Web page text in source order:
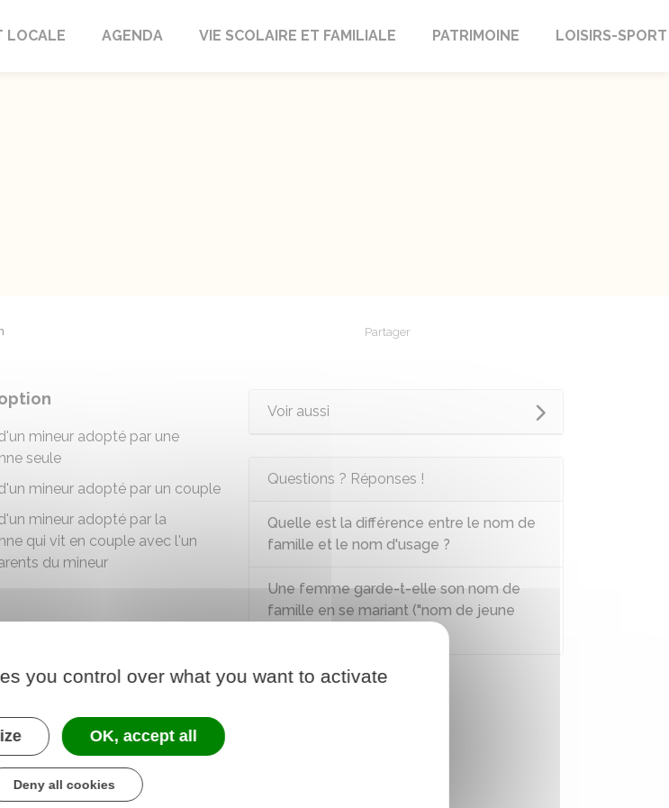
LOCALE AGENDA VIE SCOLAIRE ET FAMILIALE PATRIMOINE LOISIRS-SPORT
Partager
mineur adopté par une
seule
mineur adopté par un couple
mineur adopté par la
qui vit en couple avec l'un
du mineur
Voir aussi
Questions ? Réponses !
Quelle est la différence entre le nom de
famille et le nom d'usage ?
Une femme garde-t-elle son nom de
famille en se mariant ("nom de jeune
you control over what you want to activate
OK, accept all
Deny all cookies